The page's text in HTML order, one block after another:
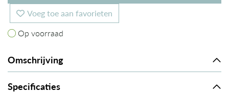
Voeg toe aan favorieten
Op voorraad
Op voorraad
Omschrijving
Specificaties